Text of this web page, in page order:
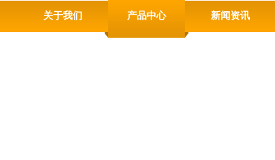
关于我们 产品中心 新闻资讯